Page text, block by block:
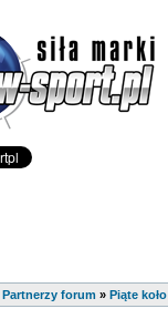
Partnerzy forum » Piąte koło